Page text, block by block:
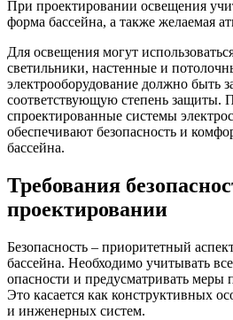
При проектировании освещения
форма бассейна, а также желаемая
Для освещения могут
светильники, настенные и
электрооборудование должно быть
соответствующую степень защиты.
спроектированные системы
обеспечивают безопасность и
бассейна.
Требования
проектировании
Безопасность – приоритетный
бассейна. Необходимо учитывать
опасности и предусматривать
Это касается как конструктивных
и инженерных систем.